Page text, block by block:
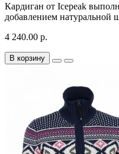
Кардиган от Icepeak
добавлением натуральной
4 240.00 р.
В корзину